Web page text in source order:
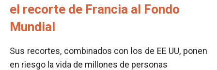
el recorte de Francia al Fondo
Mundial
Sus recortes, combinados con los de EE UU, ponen
en riesgo la vida de millones de personas